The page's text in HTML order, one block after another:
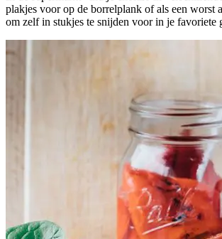
plakjes voor op de borrelplank of als een worst
om zelf in stukjes te snijden voor in je favoriete